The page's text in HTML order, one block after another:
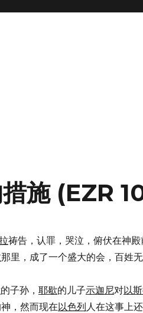
施 (EZR
祷告，认罪，哭泣，俯伏在神
那里，成了一个盛大的会，百姓无
的子孙， 耶歇的儿子示迦尼对以
，然而现在以色列人在这事上还